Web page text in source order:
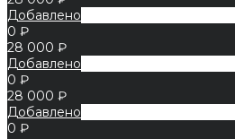
Добавлено
0 ₽
28 000 ₽
Добавлено
0 ₽
28 000 ₽
Добавлено
0 ₽